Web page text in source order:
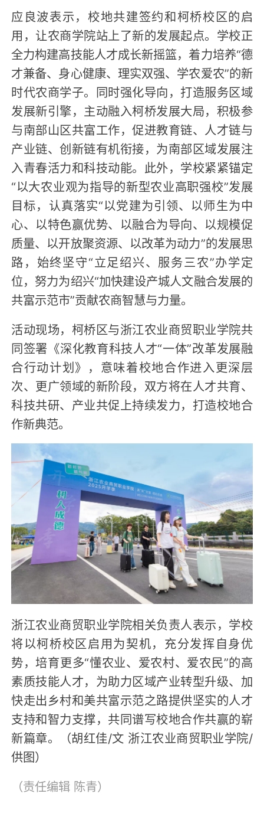
应良波表示，校地共建签约和柯桥校区的启
用，让农商学院站上了新的发展起点。学校正
全力构建高技能人才成长新摇篮，着力培养“德
才兼备、身心健康、理实双强、学农爱农”的新
时代农商学子。同时强化导向，打造服务区域
发展新引擎，主动融入柯桥发展大局，积极参
与南部山区共富工作，促进教育链、人才链与
产业链、创新链有机衔接，为南部区域发展注
入青春活力和科技动能。此外，学校紧紧锚定
“以大农业观为指导的新型农业高职强校”发展
目标，认真落实“以党建为引领、以师生为中
心、以特色赢优势、以融合为导向、以规模促
质量、以开放聚资源、以改革为动力”的发展思
路，始终坚守“立足绍兴、服务三农”办学定
位，努力为绍兴“加快建设产城人文融合发展的
共富示范市”贡献农商智慧与力量。
活动现场，柯桥区与浙江农业商贸职业学院共
同签署《深化教育科技人才“一体”改革发展融
合行动计划》，意味着校地合作进入更深层
次、更广领域的新阶段，双方将在人才共育、
科技共研、产业共促上持续发力，打造校地合
作新典范。
浙江农业商贸职业学院相关负责人表示，学校
将以柯桥校区启用为契机，充分发挥自身优
势，培育更多“懂农业、爱农村、爱农民”的高
素质技能人才，为助力区域产业转型升级、加
快走出乡村和美共富示范之路提供坚实的人才
支持和智力支撑，共同谱写校地合作共赢的崭
新篇章。（胡红佳/文 浙江农业商贸职业学院/
供图）
（责任编辑 陈青）